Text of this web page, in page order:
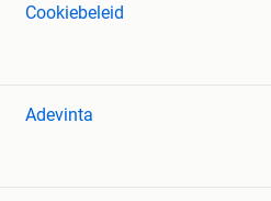
Cookiebeleid
Adevinta